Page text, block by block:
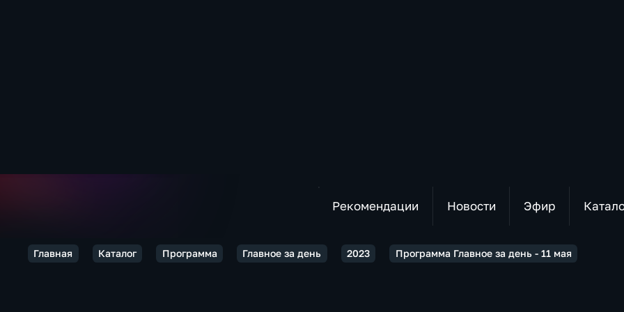
Рекомендации Новости Эфир
Главная Каталог Программа Главное за день 2023 Программа Главное за день - 11 мая